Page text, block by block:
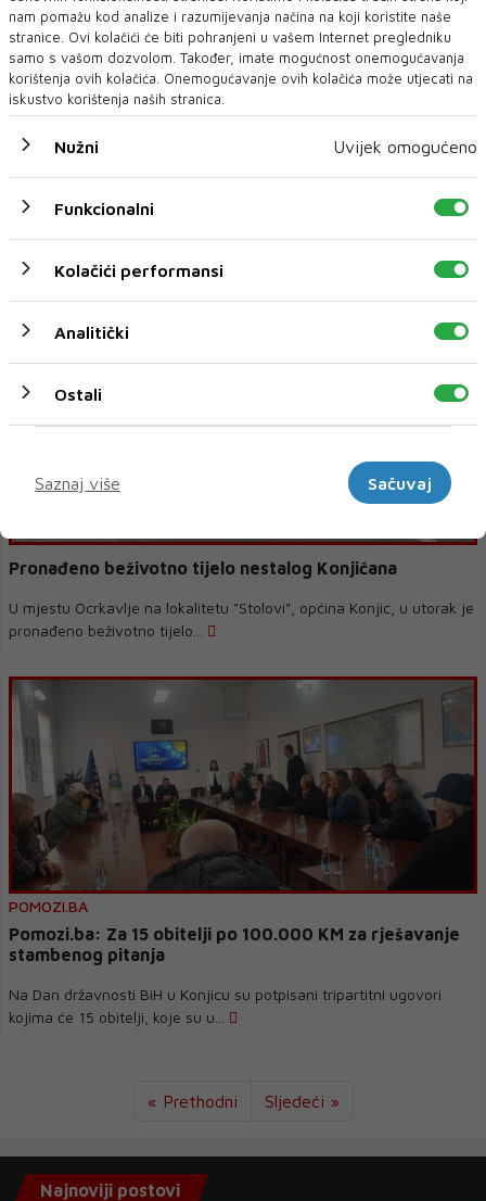
Žena u BiH rodila kod kuće, zbog snijega nije mogla u
bolnicu, hitna došla s GSS-om
INTERVENTNI medicinski je uz pomoć članova Gorske službe
spašavanja Prenj prije dva dana d...
Pronađeno beživotno tijelo nestalog Konjičana
U mjestu Ocrkavlje na lokalitetu "Stolovi", općina Konjic, u utorak je
pronađeno beživotno tijelo...
POMOZI.BA
Pomozi.ba: Za 15 obitelji po 100.000 KM za rješavanje
stambenog pitanja
Na Dan državnosti BiH u Konjicu su potpisani tripartitni ugovori
kojima će 15 obitelji, koje su u...
« Prethodni Sljedeći »
nam pomažu kod analize i razumijevanja načina na koji koristite naše
stranice. Ovi kolačići će biti pohranjeni u vašem Internet pregledniku
samo s vašom dozvolom. Također, imate mogućnost onemogućavanja
korištenja ovih kolačića. Onemogućavanje ovih kolačića može utjecati na
iskustvo korištenja naših stranica.
Nužni Uvijek omogućeno
Funkcionalni
Kolačići performansi
Analitički
Ostali
Saznaj više
Sačuvaj
Najnoviji postovi